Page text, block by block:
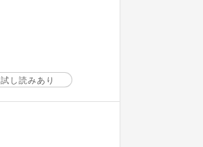
試し読みあり